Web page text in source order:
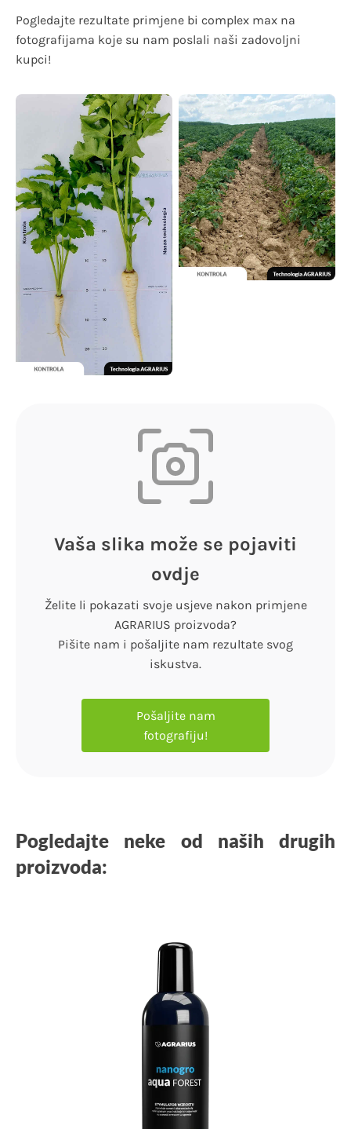
Pogledajte rezultate primjene bi complex max na
fotografijama koje su nam poslali naši zadovoljni
kupci!
Vaša slika može se pojaviti
ovdje
Želite li pokazati svoje usjeve nakon primjene
AGRARIUS proizvoda?
Pišite nam i pošaljite nam rezultate svog
iskustva.
Pošaljite nam
fotografiju!
Pogledajte neke od naših drugih
proizvoda: